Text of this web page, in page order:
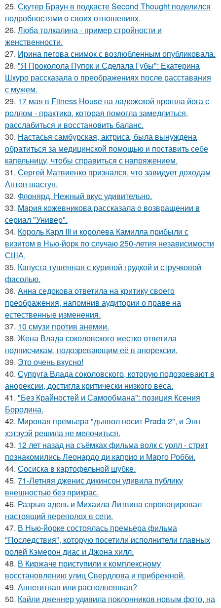
25. Скутер Браун в подкасте Second Thought поделился
подробностями о своих отношениях.
26. Люба толкалина - пример стройности и
женственности.
27. Ирина пегова снимок с возлюбленным опубликовала.
28. "Я Проколола Пупок и Сделала Губы": Екатерина
Шкуро рассказала о преображениях после расставания
с мужем.
29. 17 мая в Fitness House на ладожской прошла йога с
роллом - практика, которая помогла замедлиться,
расслабиться и восстановить баланс.
30. Настасья самбурская, актриса, была вынуждена
обратиться за медицинской помощью и поставить себе
капельницу, чтобы справиться с напряжением.
31. Сергей Матвиенко признался, что завидует доходам
Антон шастун.
32. Флонярд. Нежный вкус удивительно.
33. Мария кожевникова рассказала о возвращении в
сериал "Универ".
34. Король Карл III и королева Камилла прибыли с
визитом в Нью-йорк по случаю 250-летия независимости
США.
35. Капуста тушенная с куриной грудкой и стручковой
фасолью.
36. Анна седокова ответила на критику своего
преображения, напомнив аудитории о праве на
естественные изменения.
37. 10 смузи против анемии.
38. Жена Влада соколовского жестко ответила
подписчикам, подозревающим её в анорексии.
39. Это очень вкусно!
40. Супруга Влада соколовского, которую подозревают в
анорексии, достигла критически низкого веса.
41. "Без Крайностей и Самообмана": позиция Ксения
Бородина.
42. Мировая премьера "дьявол носит Prada 2", и Энн
хэтэуэй решила не мелочиться.
43. 12 лет назад на съёмках фильма волк с уолл - стрит
познакомились Леонардо ди каприо и Марго Робби.
44. Сосиска в картофельной шубке.
45. 71-Летняя дженис дикинсон удивила публику
внешностью без прикрас.
46. Разрыв адель и Михаила Литвина спровоцировал
настоящий переполох в сети.
47. В Нью-йорке состоялась премьера фильма
"Последствия", которую посетили исполнители главных
ролей Кэмерон диас и Джона хилл.
48. В Киржаче приступили к комплексному
восстановлению улиц Свердлова и прибрежной.
49. Аппетитная или располневшая?
50. Кайли дженнер удивила поклонников новым фото, на